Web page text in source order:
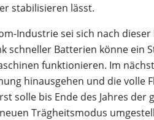
stabilisieren lässt.
Industrie sei sich nach
schneller Batterien könne ein
funktionieren. Im
hinausgehen und die volle
solle bis Ende des Jahres der
Trägheitsmodus